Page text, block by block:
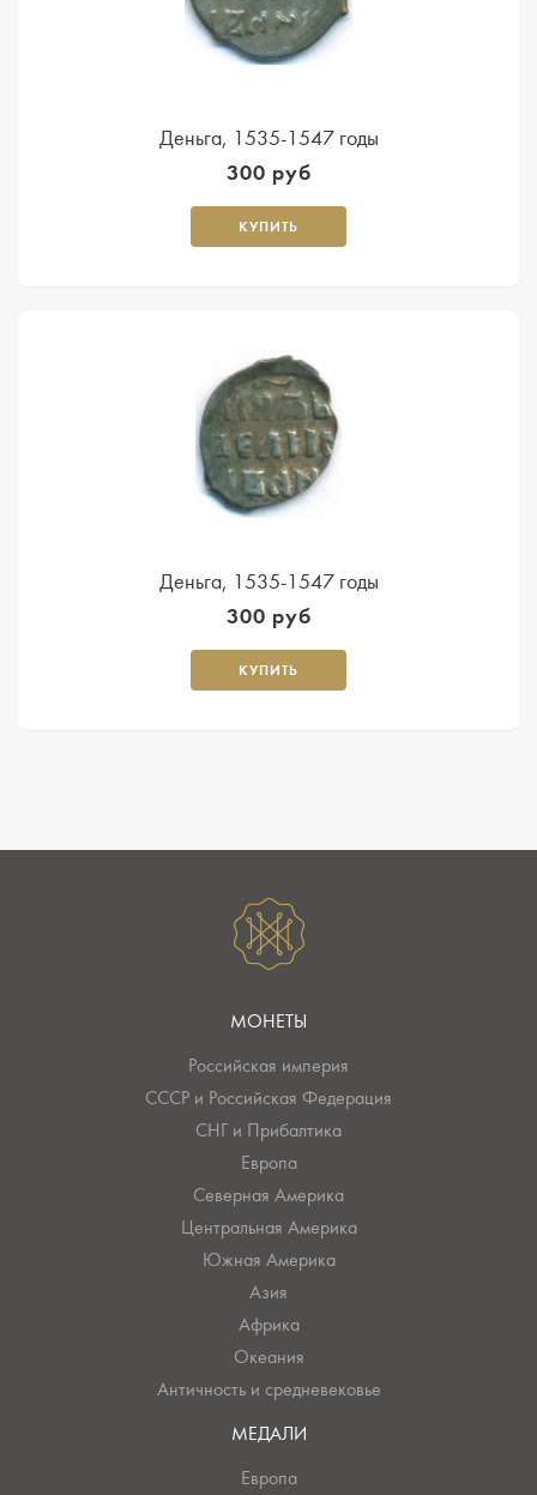
Деньга, 1535-1547 годы
300 руб
КУПИТЬ
Деньга, 1535-1547 годы
300 руб
КУПИТЬ
МОНЕТЫ
Российская империя
СССР и Российская Федерация
СНГ и Прибалтика
Европа
Северная Америка
Центральная Америка
Южная Америка
Азия
Африка
Океания
Античность и средневековье
МЕДАЛИ
Европа